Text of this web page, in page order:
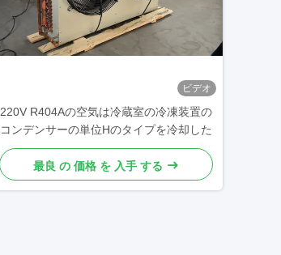
ビデオ
220V R404Aの空気は冷蔵室の冷凍装置の
コンデンサーの単位Hのタイプを冷却した
最良 の 価格 を 入手 する